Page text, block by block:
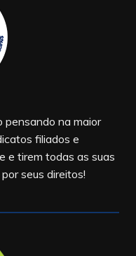
pensando na maior
filiados e
e tirem todas as suas
seus direitos!